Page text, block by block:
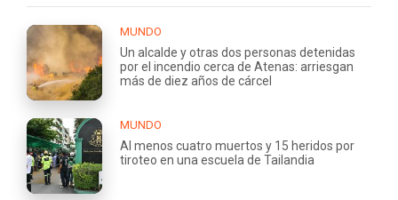
MUNDO
Un alcalde y otras dos personas detenidas
por el incendio cerca de Atenas: arriesgan
más de diez años de cárcel
MUNDO
Al menos cuatro muertos y 15 heridos por
tiroteo en una escuela de Tailandia